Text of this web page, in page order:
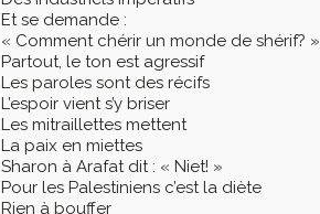
Et se demande :
« Comment chérir un monde de shérif? »
Partout, le ton est agressif
Les paroles sont des récifs
L’espoir vient s’y briser
Les mitraillettes mettent
La paix en miettes
Sharon à Arafat dit : « Niet! »
Pour les Palestiniens c’est la diète
Rien à bouffer